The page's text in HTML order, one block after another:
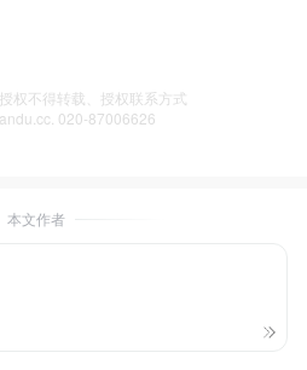
权不得转载、授权联系方式
020-87006626
本文作者